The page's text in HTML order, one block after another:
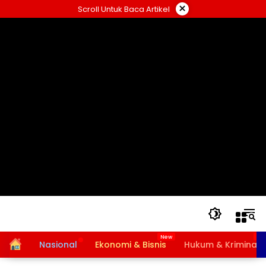
ke
Scroll Untuk Baca Artikel ×
HomeNasional Ekonomi & Bisnis Hukum & Kriminal